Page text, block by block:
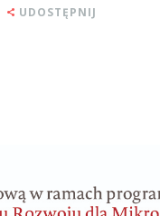
UDOSTĘPNIJ